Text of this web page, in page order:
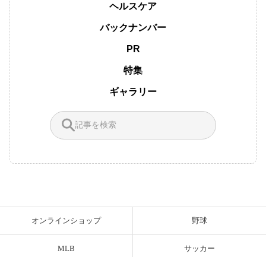
ヘルスケア
バックナンバー
PR
特集
ギャラリー
オンラインショップ 野球
MLB サッカー